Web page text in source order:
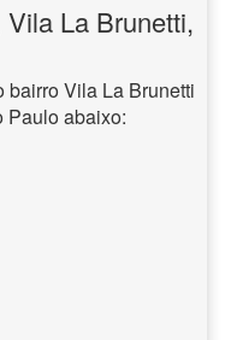
La Brunetti,
bairro Vila La Brunetti
Paulo abaixo: